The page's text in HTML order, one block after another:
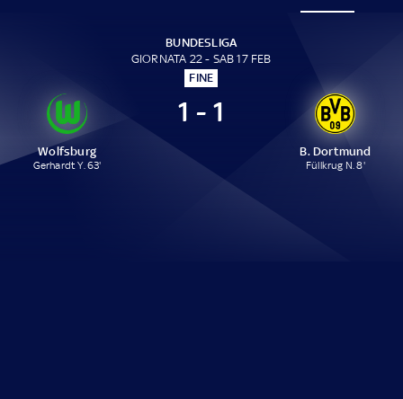
BUNDESLIGA
GIORNATA 22 - SAB 17 FEB
FINE
Wolfsburg
Gerhardt Y. 63'
1 - 1
B. Dortmund
Füllkrug N. 8'